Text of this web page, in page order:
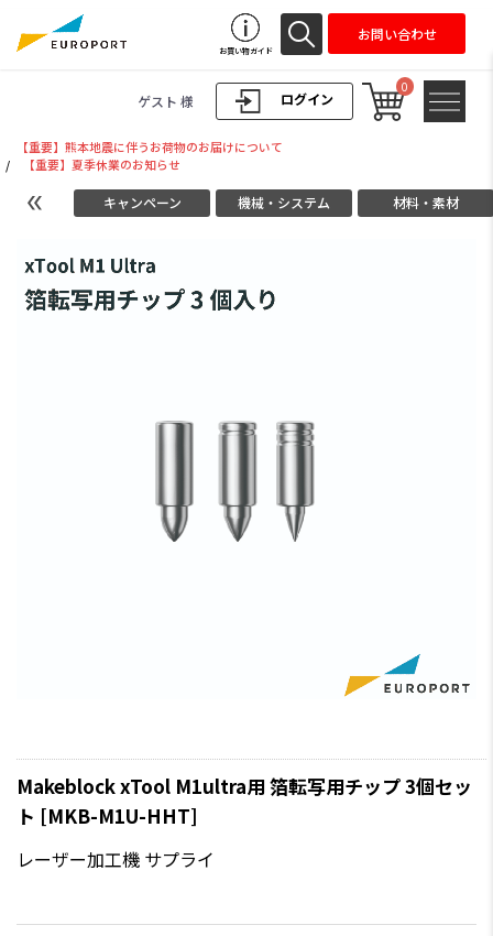
ログイン
ゲスト 様
0
お買い物ガイド
お問い合わせ
【重要】熊本地震に伴うお荷物のお届けについて
/
【重要】夏季休業のお知らせ
キャンペーン 機械・システム 材料・素材
Makeblock xTool M1ultra用 箔転写用チップ 3個セッ
ト [MKB-M1U-HHT]
レーザー加工機 サプライ